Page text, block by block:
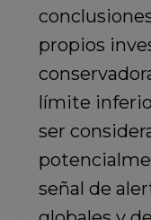
propios
límite
ser
señal de